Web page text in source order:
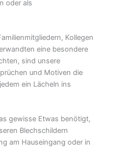
oder als
Kollegen
eine besondere
sind unsere
und Motiven die
ein Lächeln ins
gewisse Etwas benötigt,
Blechschildern
am Hauseingang oder in